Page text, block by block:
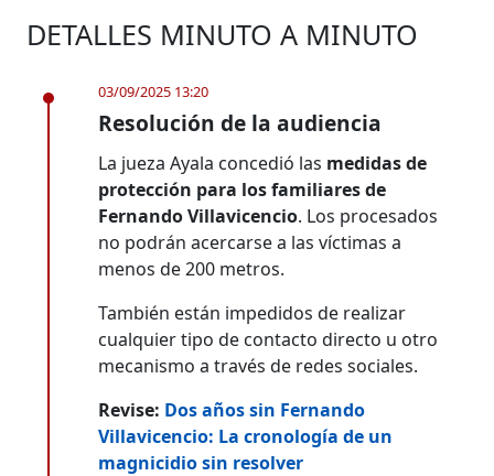
DETALLES MINUTO A MINUTO
03/09/2025 13:20
Resolución de la audiencia
La jueza Ayala concedió las medidas de
protección para los familiares de
Fernando Villavicencio. Los procesados
no podrán acercarse a las víctimas a
menos de 200 metros.
También están impedidos de realizar
cualquier tipo de contacto directo u otro
mecanismo a través de redes sociales.
Revise: Dos años sin Fernando
Villavicencio: La cronología de un
magnicidio sin resolver